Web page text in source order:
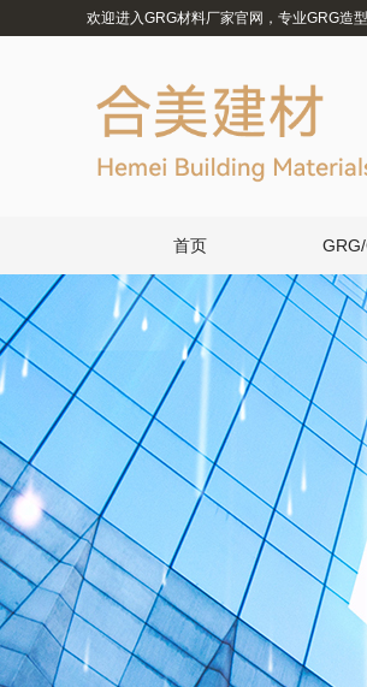
欢迎进入GRG材料厂家官网，专业GRG造
首页